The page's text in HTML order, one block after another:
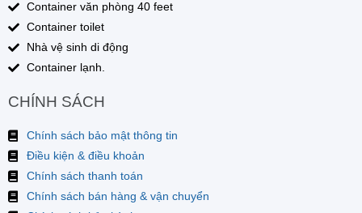
Container văn phòng 40 feet
Container toilet
Nhà vệ sinh di động
Container lạnh.
CHÍNH SÁCH
Chính sách bảo mật thông tin
Điều kiện & điều khoản
Chính sách thanh toán
Chính sách bán hàng & vận chuyển